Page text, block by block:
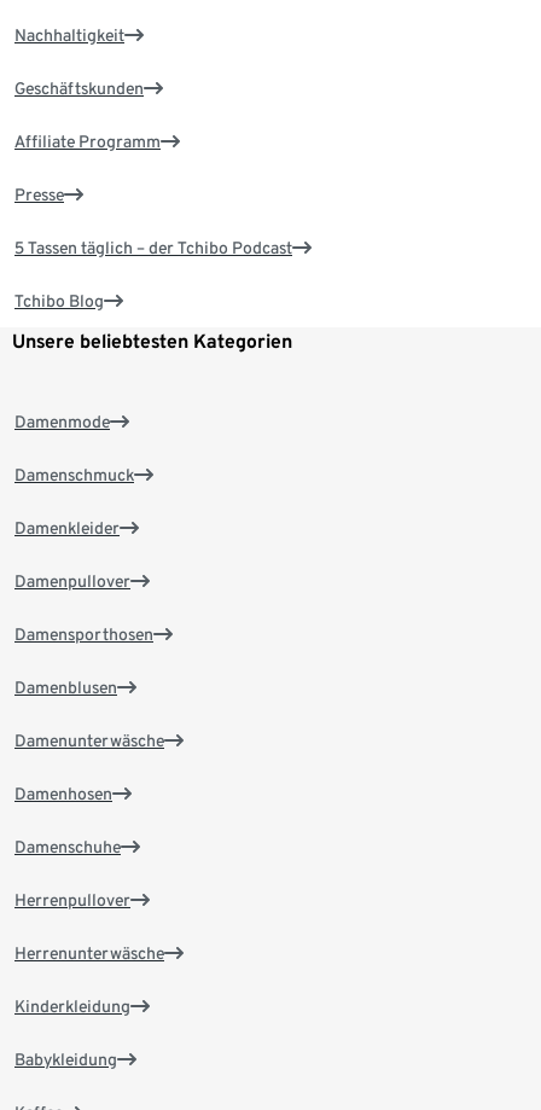
Nachhaltigkeit
Geschäftskunden
Affiliate Programm
Presse
5 Tassen täglich – der Tchibo Podcast
Tchibo Blog
Unsere beliebtesten Kategorien
Damenmode
Damenschmuck
Damenkleider
Damenpullover
Damensporthosen
Damenblusen
Damenunterwäsche
Damenhosen
Damenschuhe
Herrenpullover
Herrenunterwäsche
Kinderkleidung
Babykleidung